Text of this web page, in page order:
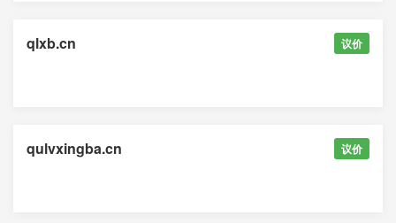
qlxb.cn 议价
qulvxingba.cn 议价